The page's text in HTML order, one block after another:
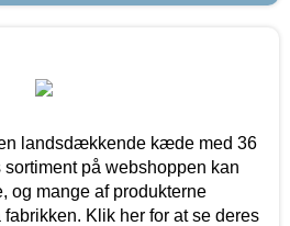
landsdækkende kæde med 36
sortiment på webshoppen kan
og mange af produkterne
fabrikken. Klik her for at se deres